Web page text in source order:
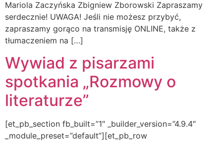
Mariola Zaczyńska Zbigniew Zborowski Zapraszamy
serdecznie! UWAGA! Jeśli nie możesz przybyć,
zapraszamy gorąco na transmisję ONLINE, także z
tłumaczeniem na […]
Wywiad z pisarzami
spotkania „Rozmowy o
literaturze”
[et_pb_section fb_built=”1″ _builder_version=”4.9.4″
_module_preset=”default”][et_pb_row